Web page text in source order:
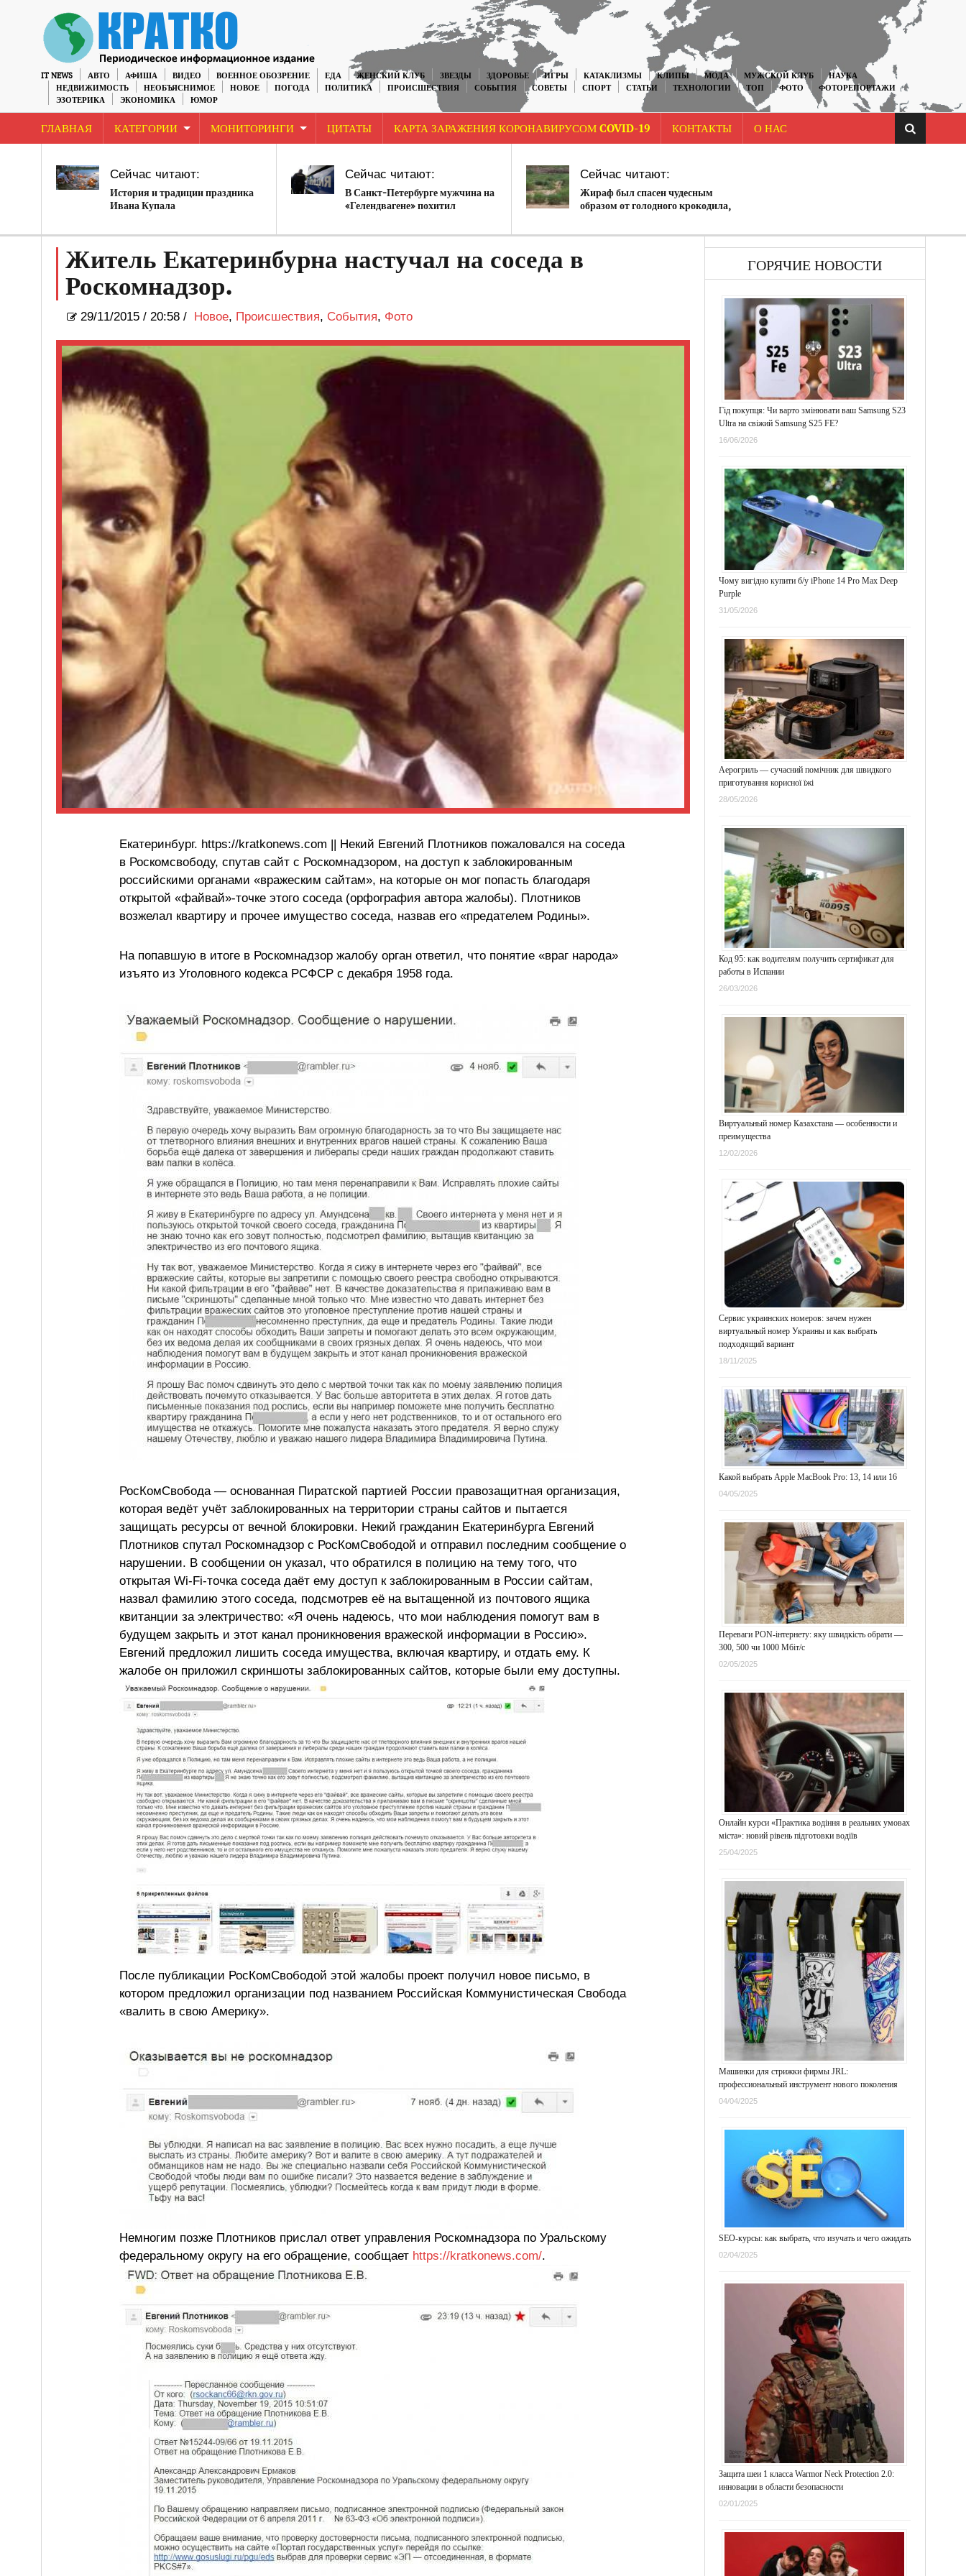
IT NEWS АВТО АФИША ВИДЕО ВОЕННОЕ ОБОЗРЕНИЕ ЕДА ЖЕНСКИЙ КЛУБ ЗВЕЗДЫ ЗДОРОВЬЕ ИГРЫ КАТАКЛИЗМЫ КЛИПЫ МОДА МУЖСКОЙ КЛУБ
НАУКА
НЕДВИЖИМОСТЬ
НЕОБЪЯСНИМОЕ НОВОЕ ПОГОДА ПОЛИТИКА ПРОИСШЕСТВИЯ СОБЫТИЯ СОВЕТЫ СПОРТ СТАТЬИ ТЕХНОЛОГИИ ТОП ФОТО
ФОТОРЕПОРТАЖИ
ЭЗОТЕРИКА
ЭКОНОМИКА ЮМОР
ГЛАВНАЯ КАТЕГОРИИ МОНИТОРИНГИ ЦИТАТЫ КАРТА ЗАРАЖЕНИЯ КОРОНАВИРУСОМ COVID-19 КОНТАКТЫ О НАС
Сейчас читают:
История и традиции праздника
Ивана Купала
Сейчас читают:
В Санкт-Петербурге мужчина на
«Гелендвагене» похитил
Сейчас читают:
Жираф был спасен чудесным
образом от голодного крокодила,
(ВИДЕО)
Житель Екатеринбурна настучал на соседа в
Роскомнадзор.
29/11/2015/ 20:58 / Новое, Происшествия, События, Фото
Екатеринбург. https://kratkonews.com || Некий Евгений Плотников пожаловался на соседа
в Роскомсвободу, спутав сайт с Роскомнадзором, на доступ к заблокированным
российскими органами «вражеским сайтам», на которые он мог попасть благодаря
открытой «файвай»-точке этого соседа (орфография автора жалобы). Плотников
возжелал квартиру и прочее имущество соседа, назвав его «предателем Родины».
На попавшую в итоге в Роскомнадзор жалобу орган ответил, что понятие «враг народа»
изъято из Уголовного кодекса РСФСР с декабря 1958 года.
РосКомСвобода — основанная Пиратской партией России правозащитная организация,
которая ведёт учёт заблокированных на территории страны сайтов и пытается
защищать ресурсы от вечной блокировки. Некий гражданин Екатеринбурга Евгений
Плотников спутал Роскомнадзор с РосКомСвободой и отправил последним сообщение о
нарушении. В сообщении он указал, что обратился в полицию на тему того, что
открытая Wi-Fi-точка соседа даёт ему доступ к заблокированным в России сайтам,
назвал фамилию этого соседа, подсмотрев её на вытащенной из почтового ящика
квитанции за электричество: «Я очень надеюсь, что мои наблюдения помогут вам в
будущем закрыть и этот канал проникновения вражеской информации в Россию».
Евгений предложил лишить соседа имущества, включая квартиру, и отдать ему. К
жалобе он приложил скриншоты заблокированных сайтов, которые были ему доступны.
После публикации РосКомСвободой этой жалобы проект получил новое письмо, в
котором предложил организации под названием Российская Коммунистическая Свобода
«валить в свою Америку».
Немногим позже Плотников прислал ответ управления Роскомнадзора по Уральскому
федеральному округу на его обращение, сообщает https://kratkonews.com/.
ГОРЯЧИЕ НОВОСТИ
Гід покупця: Чи варто змінювати ваш Samsung S23
Ultra на свіжий Samsung S25 FE?
16/06/2026
Чому вигідно купити б/у iPhone 14 Pro Max Deep
Purple
31/05/2026
Аерогриль — сучасний помічник для швидкого
приготування корисної їжі
28/05/2026
Код 95: как водителям получить сертификат для
работы в Испании
26/03/2026
Виртуальный номер Казахстана — особенности и
преимущества
12/02/2026
Сервис украинских номеров: зачем нужен
виртуальный номер Украины и как выбрать
подходящий вариант
18/11/2025
Какой выбрать Apple MacBook Pro: 13, 14 или 16
04/05/2025
Переваги PON-інтернету: яку швидкість обрати —
300, 500 чи 1000 Мбіт/с
02/05/2025
Онлайн курси «Практика водіння в реальних умовах
міста»: новий рівень підготовки водіїв
25/04/2025
Машинки для стрижки фирмы JRL:
профессиональный инструмент нового поколения
04/04/2025
SEO-курсы: как выбрать, что изучать и чего ожидать
02/04/2025
Защита шеи 1 класса Warmor Neck Protection 2.0:
инновации в области безопасности
02/01/2025